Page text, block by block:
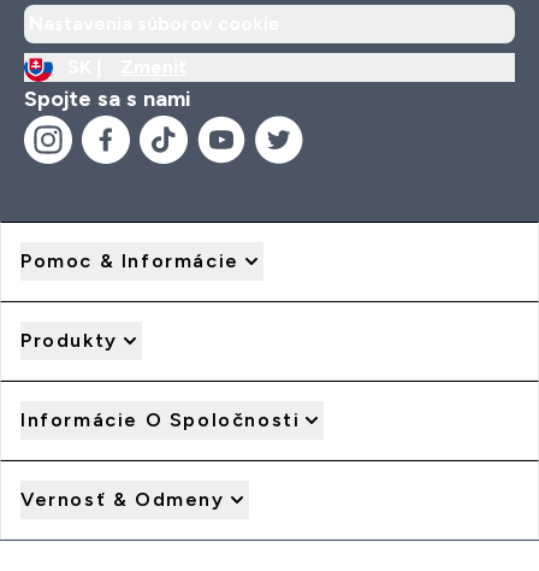
Spojte sa s nami
Pomoc & Informácie
Produkty
Informácie O Spoločnosti
Vernosť & Odmeny